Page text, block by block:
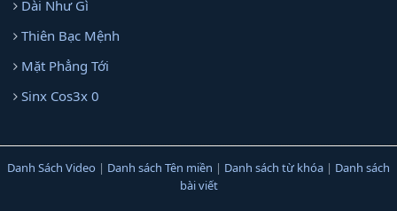
Dài Như Gì
Thiên Bạc Mệnh
Mặt Phẳng Tới
Sinx Cos3x 0
Danh Sách Video | Danh sách Tên miền | Danh sách từ khóa | Danh sách
bài viết